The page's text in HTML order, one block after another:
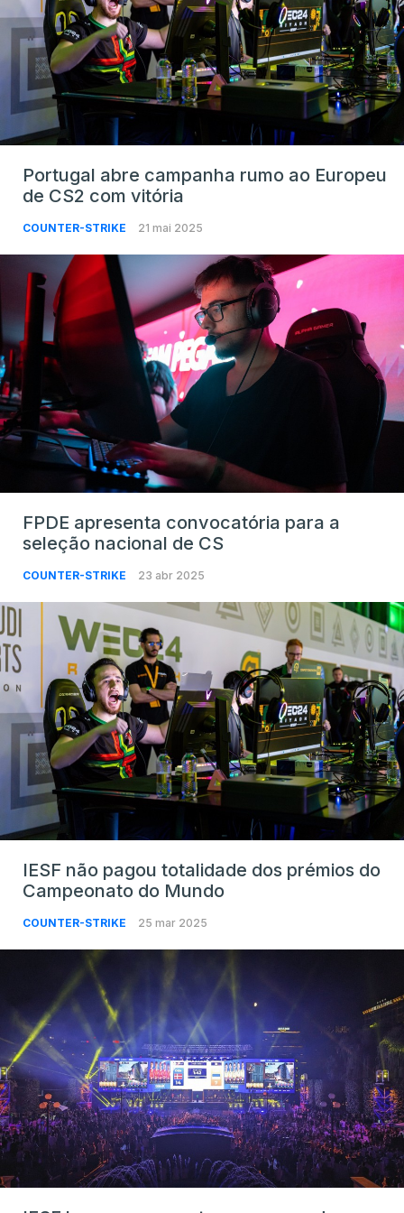
Portugal abre campanha rumo ao Europeu
de CS2 com vitória
COUNTER-STRIKE 21 mai 2025
FPDE apresenta convocatória para a
seleção nacional de CS
COUNTER-STRIKE 23 abr 2025
IESF não pagou totalidade dos prémios do
Campeonato do Mundo
COUNTER-STRIKE 25 mar 2025